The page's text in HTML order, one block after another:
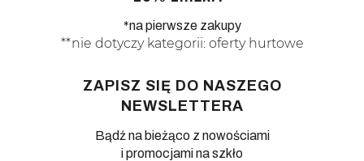
*na pierwsze zakupy
**nie dotyczy kategorii: oferty hurtowe
ZAPISZ SIĘ DO NASZEGO
NEWSLETTERA
Bądź na bieżąco z nowościami
i promocjami na szkło